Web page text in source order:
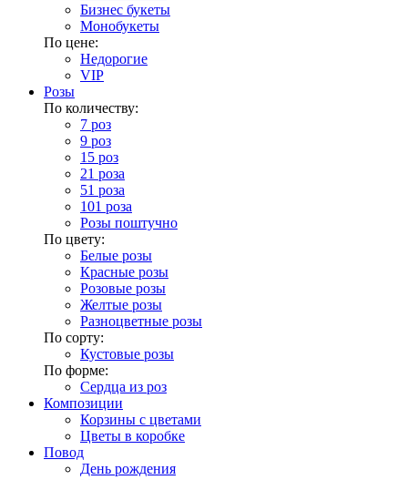
Бизнес букеты
Монобукеты
По цене:
Недорогие
VIP
Розы
По количеству:
7 роз
9 роз
15 роз
21 роза
51 роза
101 роза
Розы поштучно
По цвету:
Белые розы
Красные розы
Розовые розы
Желтые розы
Разноцветные розы
По сорту:
Кустовые розы
По форме:
Сердца из роз
Композиции
Корзины с цветами
Цветы в коробке
Повод
День рождения